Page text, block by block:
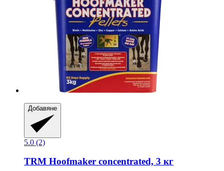
Добавяне
5.0 (2)
TRM Hoofmaker concentrated, 3 кг